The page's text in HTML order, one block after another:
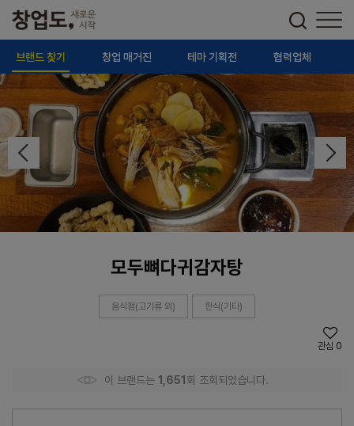
브랜드 찾기 창업 매거진 테마 기획전 협력업체
모두뼈다귀감자탕
음식점(고기류 외) 한식(기타)
관심 0
이 브랜드는 1,651 회 조회되었습니다.